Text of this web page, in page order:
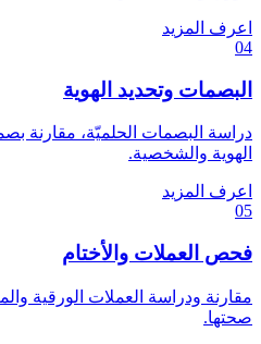
اعرف المزيد
04
البصمات وتحديد الهوية
دراسة البصمات الحلميّة، مقارنة
الهوية والشخصية.
اعرف المزيد
05
فحص العملات والأختام
مقارنة ودراسة العملات الورقية
صحتها.